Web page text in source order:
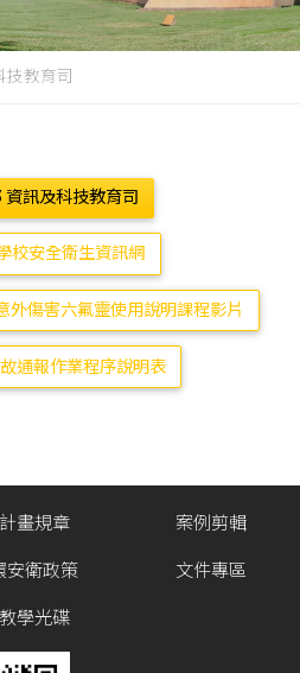
教育司
訊及科技教育司
校安全衛生資訊網
傷害六氟靈使用說明課程影片
通報作業程序說明表
計畫規章
安衛政策
教學光碟
案例剪輯
文件專區